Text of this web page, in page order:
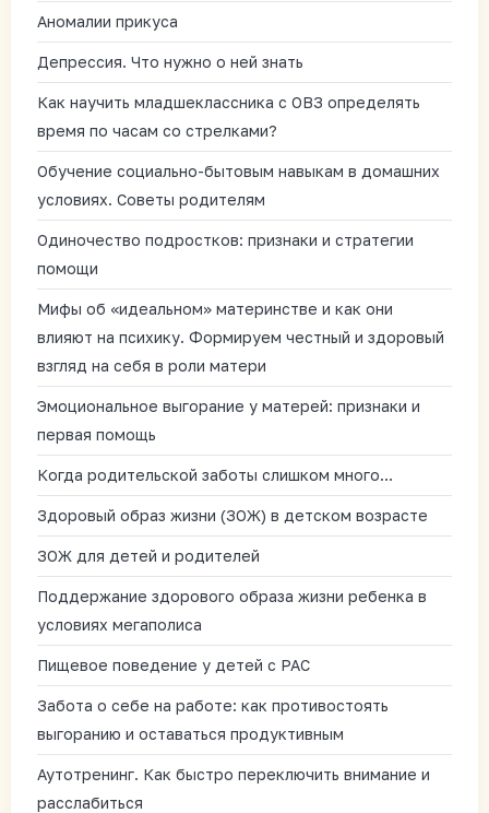
Аномалии прикуса
Депрессия. Что нужно о ней знать
Как научить младшеклассника с ОВЗ определять
время по часам со стрелками?
Обучение социально-бытовым навыкам в домашних
условиях. Советы родителям
Одиночество подростков: признаки и стратегии
помощи
Мифы об «идеальном» материнстве и как они
влияют на психику. Формируем честный и здоровый
взгляд на себя в роли матери
Эмоциональное выгорание у матерей: признаки и
первая помощь
Когда родительской заботы слишком много…
Здоровый образ жизни (ЗОЖ) в детском возрасте
ЗОЖ для детей и родителей
Поддержание здорового образа жизни ребенка в
условиях мегаполиса
Пищевое поведение у детей с РАС
Забота о себе на работе: как противостоять
выгоранию и оставаться продуктивным
Аутотренинг. Как быстро переключить внимание и
расслабиться